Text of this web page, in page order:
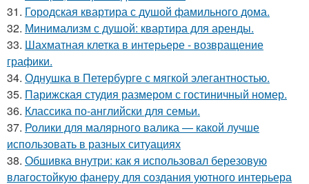
31. Городская квартира с душой фамильного дома.
32. Минимализм с душой: квартира для аренды.
33. Шахматная клетка в интерьере - возвращение
графики.
34. Однушка в Петербурге с мягкой элегантностью.
35. Парижская студия размером с гостиничный номер.
36. Классика по-английски для семьи.
37. Ролики для малярного валика — какой лучше
использовать в разных ситуациях
38. Обшивка внутри: как я использовал березовую
влагостойкую фанеру для создания уютного интерьера